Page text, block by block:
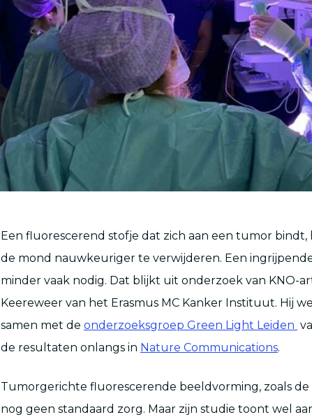
Een fluorescerend stofje dat zich aan een tumor
de mond nauwkeuriger te verwijderen. Een
minder vaak nodig. Dat blijkt uit onderzoek van KNO-
Keereweer van het Erasmus MC Kanker Instituut. Hij
samen met de onderzoeksgroep Green Light Leiden
de resultaten onlangs in Nature Communications.
Tumorgerichte fluorescerende beeldvorming, zoals
nog geen standaard zorg. Maar zijn studie toont wel